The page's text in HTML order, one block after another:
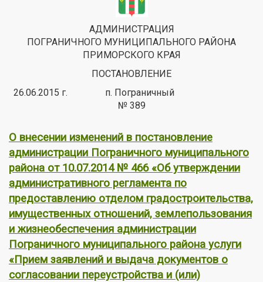
АДМИНИСТРАЦИЯ
ПОГРАНИЧНОГО МУНИЦИПАЛЬНОГО РАЙОНА
ПРИМОРСКОГО КРАЯ
ПОСТАНОВЛЕНИЕ
26.06.2015 г. п. Пограничный
№ 389
О внесении изменений в постановление
администрации Пограничного муниципального
района от 10.07.2014 № 466 «Об утверждении
административного регламента по
предоставлению отделом градостроительства,
имущественных отношений, землепользования
и жизнеобеспечения администрации
Пограничного муниципального района услуги
«Прием заявлений и выдача документов о
согласовании переустройства и (или)